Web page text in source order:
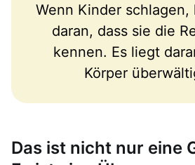
Wenn Kinder
daran, dass sie die
kennen. Es liegt
Körper
Das ist nicht nur eine